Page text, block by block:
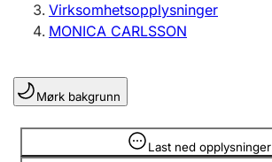
Enkeltpersonforetak
Registrere, endre, slette
Lag og forening
Registrere, endre, slette
Virksomhetsopplysninger
MONICA CARLSSON
Mørk bakgrunn
Last ned opplysninger
Opplysninger er skjult